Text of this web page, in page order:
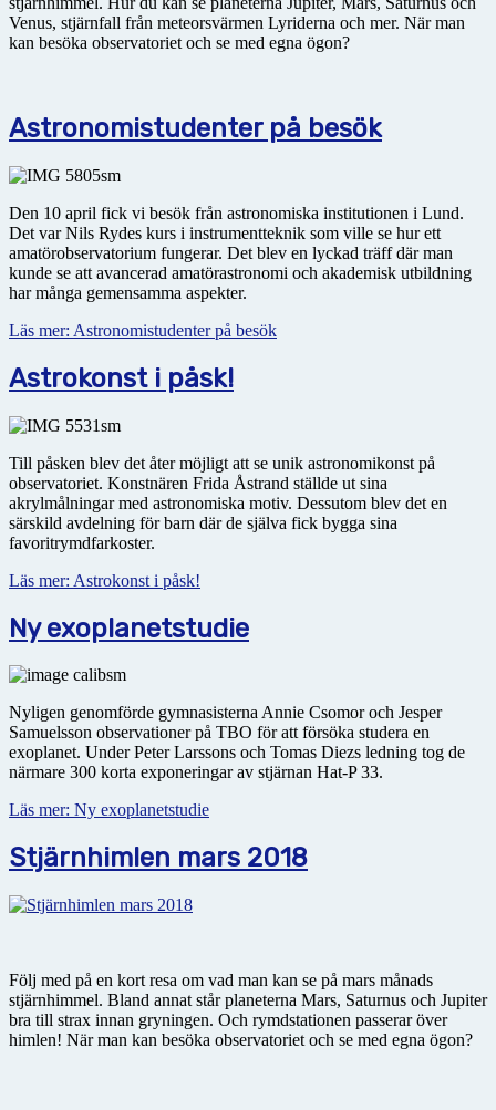
Venus, stjärnfall från meteorsvärmen Lyriderna och mer. När man
kan besöka observatoriet och se med egna ögon?
Astronomistudenter på besök
Den 10 april fick vi besök från astronomiska institutionen i Lund.
Det var Nils Rydes kurs i instrumentteknik som ville se hur ett
amatörobservatorium fungerar. Det blev en lyckad träff där man
kunde se att avancerad amatörastronomi och akademisk utbildning
har många gemensamma aspekter.
Läs mer: Astronomistudenter på besök
Astrokonst i påsk!
Till påsken blev det åter möjligt att se unik astronomikonst på
observatoriet. Konstnären Frida Åstrand ställde ut sina
akrylmålningar med astronomiska motiv. Dessutom blev det en
särskild avdelning för barn där de själva fick bygga sina
favoritrymdfarkoster.
Läs mer: Astrokonst i påsk!
Ny exoplanetstudie
Nyligen genomförde gymnasisterna Annie Csomor och Jesper
Samuelsson observationer på TBO för att försöka studera en
exoplanet. Under Peter Larssons och Tomas Diezs ledning tog de
närmare 300 korta exponeringar av stjärnan Hat-P 33.
Läs mer: Ny exoplanetstudie
Stjärnhimlen mars 2018
Följ med på en kort resa om vad man kan se på mars månads
stjärnhimmel. Bland annat står planeterna Mars, Saturnus och Jupiter
bra till strax innan gryningen. Och rymdstationen passerar över
himlen! När man kan besöka observatoriet och se med egna ögon?